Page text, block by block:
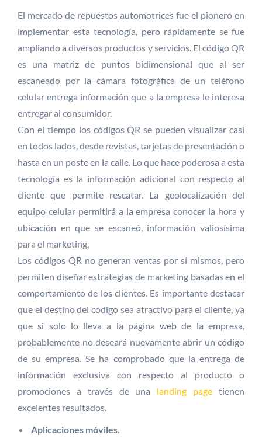
El mercado de repuestos automotrices fue el pionero en
implementar esta tecnología, pero rápidamente se fue
ampliando a diversos productos y servicios. El código QR
es una matriz de puntos bidimensional que al ser
escaneado por la cámara fotográfica de un teléfono
celular entrega información que a la empresa le interesa
entregar al consumidor.
Con el tiempo los códigos QR se pueden visualizar casi
en todos lados, desde revistas, tarjetas de presentación o
hasta en un poste en la calle. Lo que hace poderosa a esta
tecnología es la información adicional con respecto al
cliente que permite rescatar. La geolocalización del
equipo celular permitirá a la empresa conocer la hora y
ubicación en que se escaneó, información valiosísima
para el marketing.
Los códigos QR no generan ventas por sí mismos, pero
permiten diseñar estrategias de marketing basadas en el
comportamiento de los clientes. Es importante destacar
que el destino del código sea atractivo para el cliente, ya
que si solo lo lleva a la página web de la empresa,
probablemente no deseará nuevamente abrir un código
de su empresa. Se ha comprobado que la entrega de
información exclusiva con respecto al producto o
promociones a través de una landing page tienen
excelentes resultados.
Aplicaciones móviles.